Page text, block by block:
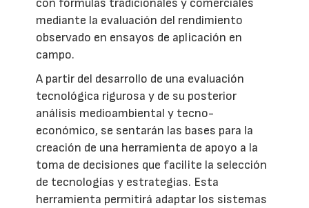
con fórmulas tradicionales y comerciales
mediante la evaluación del rendimiento
observado en ensayos de aplicación en
campo.
A partir del desarrollo de una evaluación
tecnológica rigurosa y de su posterior
análisis medioambiental y tecno-
económico, se sentarán las bases para la
creación de una herramienta de apoyo a la
toma de decisiones que facilite la selección
de tecnologías y estrategias. Esta
herramienta permitirá adaptar los sistemas